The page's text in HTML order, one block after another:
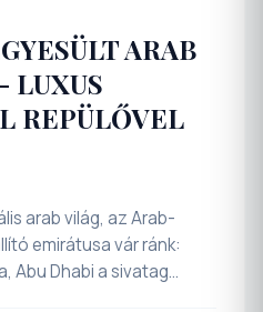
ARAB
LUXUS
REPÜLŐVEL
arab világ, az Arab-
emirátusa vár ránk:
Abu Dhabi a sivatag